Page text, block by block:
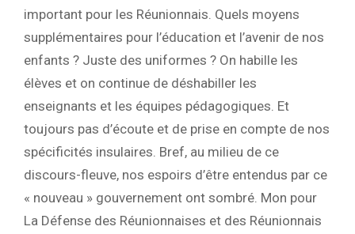
important pour les Réunionnais. Quels moyens
supplémentaires pour l’éducation et l’avenir de nos
enfants ? Juste des uniformes ? On habille les
élèves et on continue de déshabiller les
enseignants et les équipes pédagogiques. Et
toujours pas d’écoute et de prise en compte de nos
spécificités insulaires. Bref, au milieu de ce
discours-fleuve, nos espoirs d’être entendus par ce
« nouveau » gouvernement ont sombré. Mon pour
La Défense des Réunionnaises et des Réunionnais